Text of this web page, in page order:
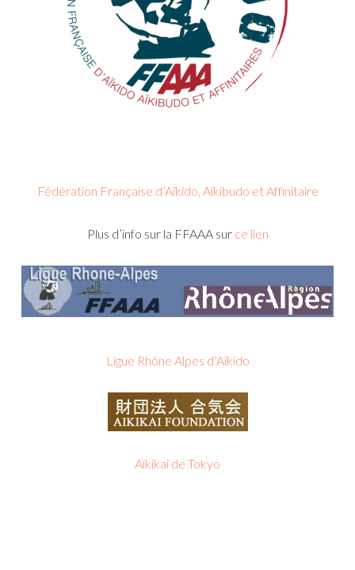
Fédération Française d’Aïkido, Aïkibudo et Affinitaire
Plus d’info sur la FFAAA sur ce lien
Ligue Rhône Alpes d’Aïkido
Aikikai de Tokyo